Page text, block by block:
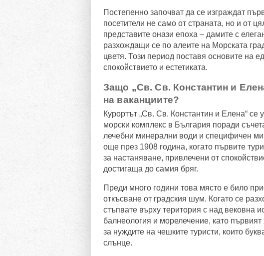
Постепенно започват да се изграждат
посетители не само от страната, но и от
представите онази епоха – дамите с
разхождащи се по алеите на Морската
цветя. Този период поставя основите на
спокойствието и естетиката.
Защо „Св. Св. Константин и
на ваканциите?
Курортът „Св. Св. Константин и Елена“
морски комплекс в България поради
лечебни минерални води и специфичен
още през 1908 година, когато първите
за настаняване, привлечени от
достигаща до самия бряг.
Преди много години това място е било
откъсване от градския шум. Когато се
стъпвате върху територия с над вековна
балнеология и морелечение, като
за нуждите на чешките туристи, които
слънце.